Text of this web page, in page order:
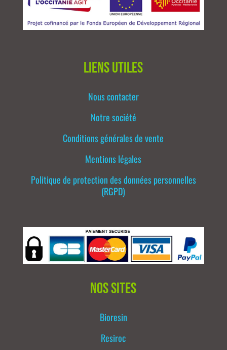
Liens utiles
Nous contacter
Notre société
Conditions générales de vente
Mentions légales
Politique de protection des données personnelles
(RGPD)
Nos sites
Bioresin
Resiroc